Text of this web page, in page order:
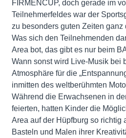
FIRMENCUP, doch gerade im
Teilnehmerfeldes war der
zu besonders guten Zeiten ganz
Was sich den Teilnehmenden
Area bot, das gibt es nur beim
Wann sonst wird Live-Musik bei
Atmosphäre für die
inmitten des weltberühmten
Während die Erwachsenen in
feierten, hatten Kinder die
Area auf der Hüpfburg so richtig
Basteln und Malen ihrer